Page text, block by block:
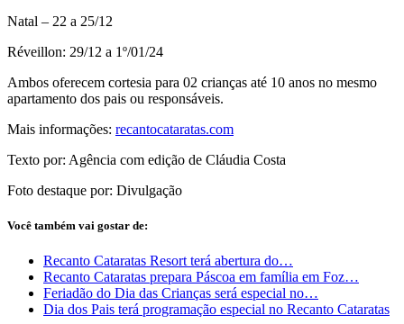
Natal – 22 a 25/12
Réveillon: 29/12 a 1º/01/24
Ambos oferecem cortesia para 02 crianças até 10 anos no mesmo
apartamento dos pais ou responsáveis.
Mais informações: recantocataratas.com
Texto por: Agência com edição de Cláudia Costa
Foto destaque por: Divulgação
Você também vai gostar de:
Recanto Cataratas Resort terá abertura do…
Recanto Cataratas prepara Páscoa em família em Foz…
Feriadão do Dia das Crianças será especial no…
Dia dos Pais terá programação especial no Recanto Cataratas